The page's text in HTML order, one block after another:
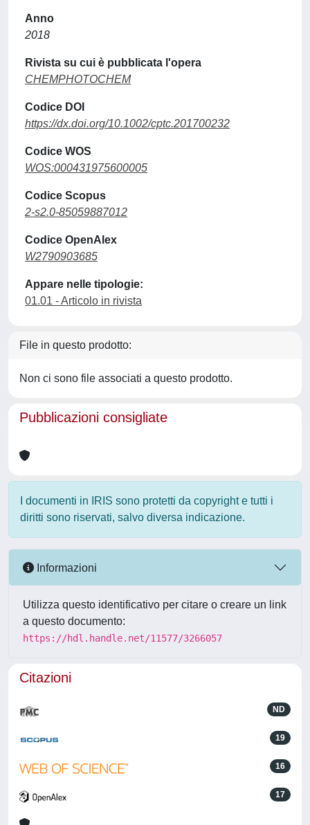
Anno
2018
Rivista su cui è pubblicata l'opera
CHEMPHOTOCHEM
Codice DOI
https://dx.doi.org/10.1002/cptc.201700232
Codice WOS
WOS:000431975600005
Codice Scopus
2-s2.0-85059887012
Codice OpenAlex
W2790903685
Appare nelle tipologie:
01.01 - Articolo in rivista
File in questo prodotto:
Non ci sono file associati a questo prodotto.
Pubblicazioni consigliate
I documenti in IRIS sono protetti da copyright e tutti i
diritti sono riservati, salvo diversa indicazione.
Informazioni
Utilizza questo identificativo per citare o creare un link
a questo documento:
https://hdl.handle.net/11577/3266057
Citazioni
ND
19
16
17